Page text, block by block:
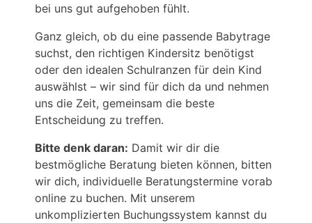
bei uns gut aufgehoben fühlt.
Ganz gleich, ob du eine passende Babytrage
suchst, den richtigen Kindersitz benötigst
oder den idealen Schulranzen für dein Kind
auswählst – wir sind für dich da und nehmen
uns die Zeit, gemeinsam die beste
Entscheidung zu treffen.
Bitte denk daran: Damit wir dir die
bestmögliche Beratung bieten können, bitten
wir dich, individuelle Beratungstermine vorab
online zu buchen. Mit unserem
unkomplizierten Buchungssystem kannst du